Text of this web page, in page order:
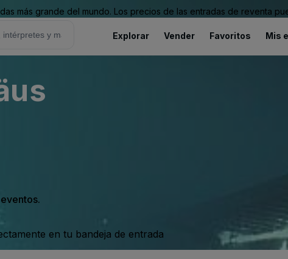
más grande del mundo. Los precios de las entradas de reventa
Explorar Vender Favoritos Mis
en tu bandeja de entrada